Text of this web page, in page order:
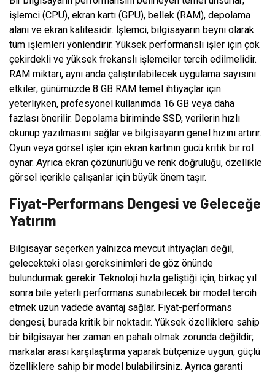
işlemci (CPU), ekran kartı (GPU), bellek (RAM), depolama
alanı ve ekran kalitesidir. İşlemci, bilgisayarın beyni olarak
tüm işlemleri yönlendirir. Yüksek performanslı işler için çok
çekirdekli ve yüksek frekanslı işlemciler tercih edilmelidir.
RAM miktarı, aynı anda çalıştırılabilecek uygulama sayısını
etkiler; günümüzde 8 GB RAM temel ihtiyaçlar için
yeterliyken, profesyonel kullanımda 16 GB veya daha
fazlası önerilir. Depolama biriminde SSD, verilerin hızlı
okunup yazılmasını sağlar ve bilgisayarın genel hızını artırır.
Oyun veya görsel işler için ekran kartının gücü kritik bir rol
oynar. Ayrıca ekran çözünürlüğü ve renk doğruluğu, özellikle
görsel içerikle çalışanlar için büyük önem taşır.
Fiyat-Performans Dengesi ve Geleceğe
Yatırım
Bilgisayar seçerken yalnızca mevcut ihtiyaçları değil,
gelecekteki olası gereksinimleri de göz önünde
bulundurmak gerekir. Teknoloji hızla geliştiği için, birkaç yıl
sonra bile yeterli performans sunabilecek bir model tercih
etmek uzun vadede avantaj sağlar. Fiyat-performans
dengesi, burada kritik bir noktadır. Yüksek özelliklere sahip
bir bilgisayar her zaman en pahalı olmak zorunda değildir;
markalar arası karşılaştırma yaparak bütçenize uygun, güçlü
özelliklere sahip bir model bulabilirsiniz. Ayrıca garanti